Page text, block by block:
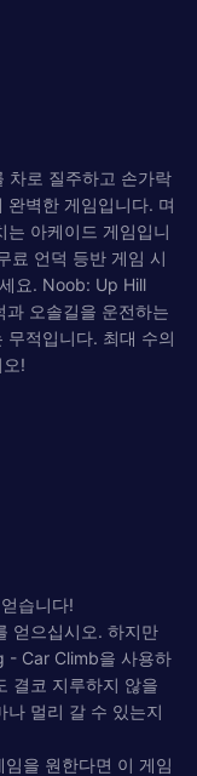
로 질주하고 손가락
완벽한 게임입니다. 며
는 아케이드 게임입니
료 언덕 등반 게임 시
요. Noob: Up Hill
오솔길을 운전하는
무적입니다. 최대 수의
!
습니다!
얻으십시오. 하지만
- Car Climb을 사용하
결코 지루하지 않을
나 멀리 갈 수 있는지
을 원한다면 이 게임